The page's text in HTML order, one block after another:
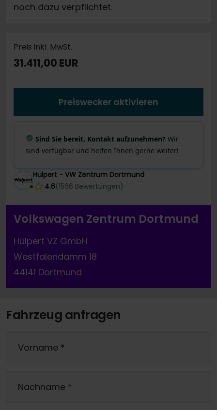
noch dazu verpflichtet.
Preis inkl. MwSt.
31.411,00 EUR
Preiswecker aktivieren
Sind Sie bereit, Kontakt aufzunehmen? Wir
sind verfügbar und helfen Ihnen gerne weiter!
Hülpert - VW Zentrum Dortmund
4.6(1566 Bewertungen)
Volkswagen Zentrum Dortmund
Hülpert VZ GmbH
Westfalendamm 18
44141 Dortmund
Fahrzeug anfragen
Vorname *
Nachname *